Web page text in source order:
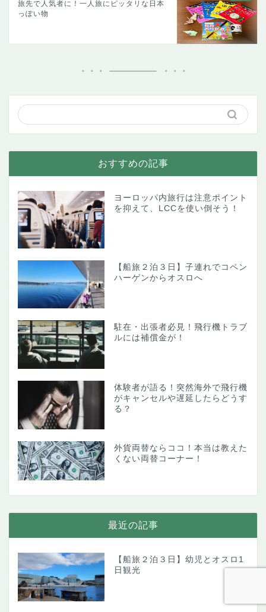
旅先で人気者に！一人旅にピッタリな日本
っぽい物
おすすめの記事
ヨーロッパ内旅行は注意ポイント
を抑えて、LCCを使い倒そう！
【船旅２泊３日】子連れでコペン
ハーゲンからオスロへ
駐在・出張者必見！飛行機トラブ
ルには補償金が！
体験者が語る！突然海外で飛行機
がキャンセルや遅延したらどうす
る？
外貨両替ならココ！本当は教えた
くない両替コーナー！
最近の記事
【船旅２泊３日】幼児とオスロ1
日観光